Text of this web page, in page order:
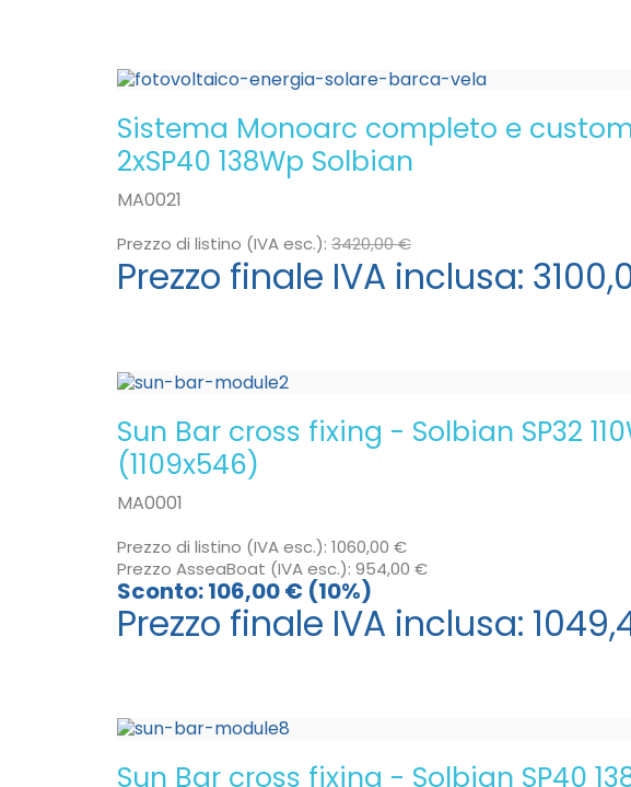
Sistema Monoarc completo e
2xSP40 138Wp Solbian
MA0021
Prezzo di listino (IVA esc.): 3420,00 €
Prezzo finale IVA inclusa:
Sun Bar cross fixing - Solbian SP32
(1109x546)
MA0001
Prezzo di listino (IVA esc.): 1060,00 €
Prezzo AsseaBoat (IVA esc.): 954,00 €
Sconto:106,00 € (10%)
Prezzo finale IVA inclusa:
Sun Bar cross fixing - Solbian SP40